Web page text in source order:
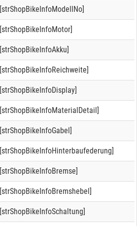
[strShopBikeInfoModellNo]
[strShopBikeInfoMotor]
[strShopBikeInfoAkku]
[strShopBikeInfoReichweite]
[strShopBikeInfoDisplay]
[strShopBikeInfoMaterialDetail]
[strShopBikeInfoGabel]
[strShopBikeInfoHinterbaufederung]
[strShopBikeInfoBremse]
[strShopBikeInfoBremshebel]
[strShopBikeInfoSchaltung]